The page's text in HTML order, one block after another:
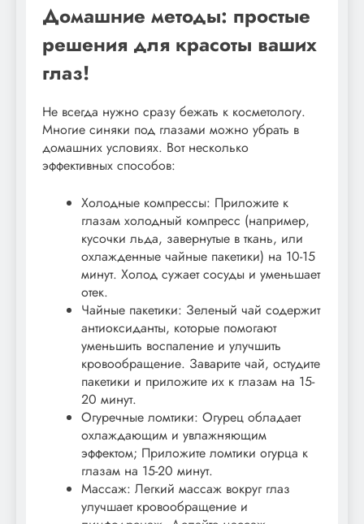
Домашние методы: простые
решения для красоты ваших
глаз!
Не всегда нужно сразу бежать к косметологу.
Многие синяки под глазами можно убрать в
домашних условиях. Вот несколько
эффективных способов:
Холодные компрессы: Приложите к
глазам холодный компресс (например,
кусочки льда, завернутые в ткань, или
охлажденные чайные пакетики) на 10-15
минут. Холод сужает сосуды и уменьшает
отек.
Чайные пакетики: Зеленый чай содержит
антиоксиданты, которые помогают
уменьшить воспаление и улучшить
кровообращение. Заварите чай, остудите
пакетики и приложите их к глазам на 15-
20 минут.
Огуречные ломтики: Огурец обладает
охлаждающим и увлажняющим
эффектом; Приложите ломтики огурца к
глазам на 15-20 минут.
Массаж: Легкий массаж вокруг глаз
улучшает кровообращение и